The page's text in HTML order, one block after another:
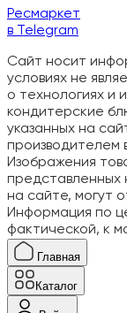
Ресмаркет
в Telegram
Сайт носит
условиях не
о технологиях и
кондитерские
указанных на
производителем
Изображения
представленных
на сайте, могут
Информация по
фактической, к
Главная
Каталог